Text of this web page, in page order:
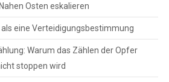
Osten eskalieren
eine Verteidigungsbestimmung
Warum das Zählen der Opfer
stoppen wird